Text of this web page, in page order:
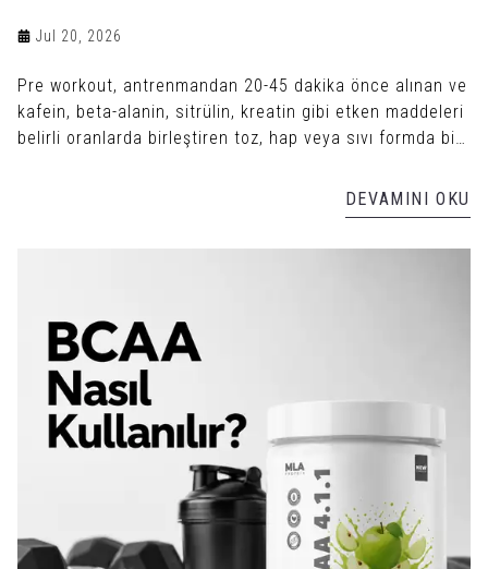
Jul 20, 2026
Pre workout, antrenmandan 20-45 dakika önce alınan ve
kafein, beta-alanin, sitrülin, kreatin gibi etken maddeleri
belirli oranlarda birleştiren toz, hap veya sıvı formda bir
DEVAMINI OKU